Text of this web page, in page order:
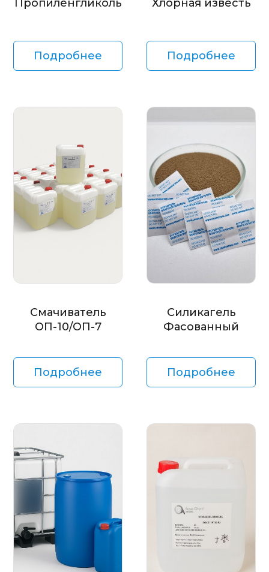
Пропиленгликоль
Подробнее
Хлорная известь
Подробнее
Смачиватель
ОП-10/ОП-7
Подробнее
Силикагель
Фасованный
Подробнее